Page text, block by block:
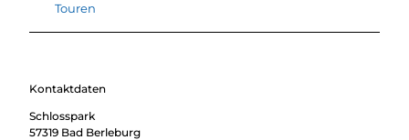
Touren
Kontaktdaten
Schlosspark
57319 Bad Berleburg